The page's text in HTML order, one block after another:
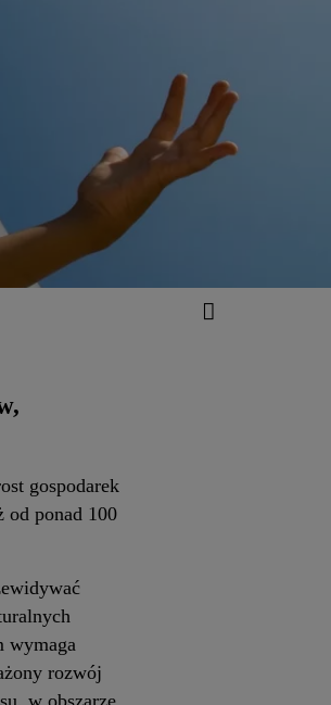
gospodarek
od ponad 100
wymaga
rozwój
w obszarze